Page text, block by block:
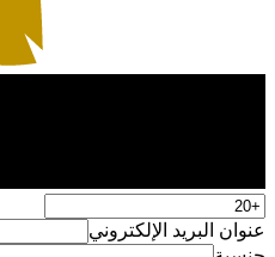
عنوان البريد الإلكتروني